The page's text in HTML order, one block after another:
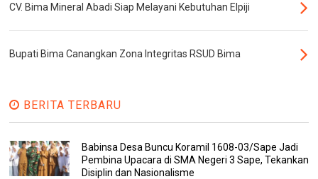
CV. Bima Mineral Abadi Siap Melayani Kebutuhan Elpiji
Bupati Bima Canangkan Zona Integritas RSUD Bima
BERITA TERBARU
Babinsa Desa Buncu Koramil 1608-03/Sape Jadi
Pembina Upacara di SMA Negeri 3 Sape, Tekankan
Disiplin dan Nasionalisme